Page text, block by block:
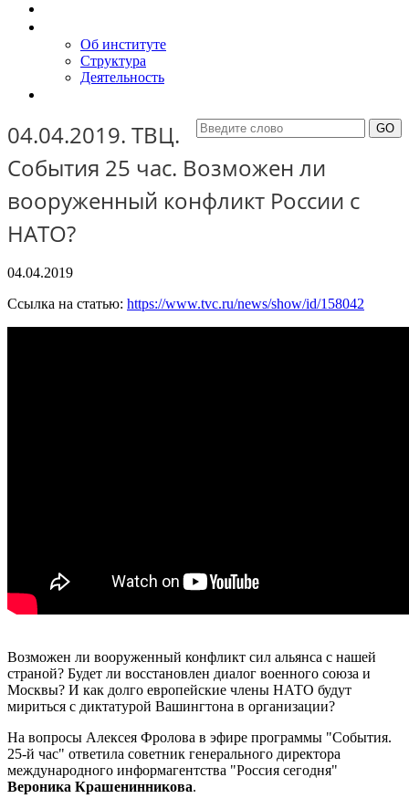
Об институте
Структура
Деятельность
04.04.2019. ТВЦ.
События 25 час. Возможен ли
вооруженный конфликт России с
НАТО?
04.04.2019
Ссылка на статью: https://www.tvc.ru/news/show/id/158042
Возможен ли вооруженный конфликт сил альянса с нашей
страной? Будет ли восстановлен диалог военного союза и
Москвы? И как долго европейские члены НАТО будут
мириться с диктатурой Вашингтона в организации?
На вопросы Алексея Фролова в эфире программы "События.
25-й час" ответила советник генерального директора
международного информагентства "Россия сегодня"
Вероника Крашенинникова.